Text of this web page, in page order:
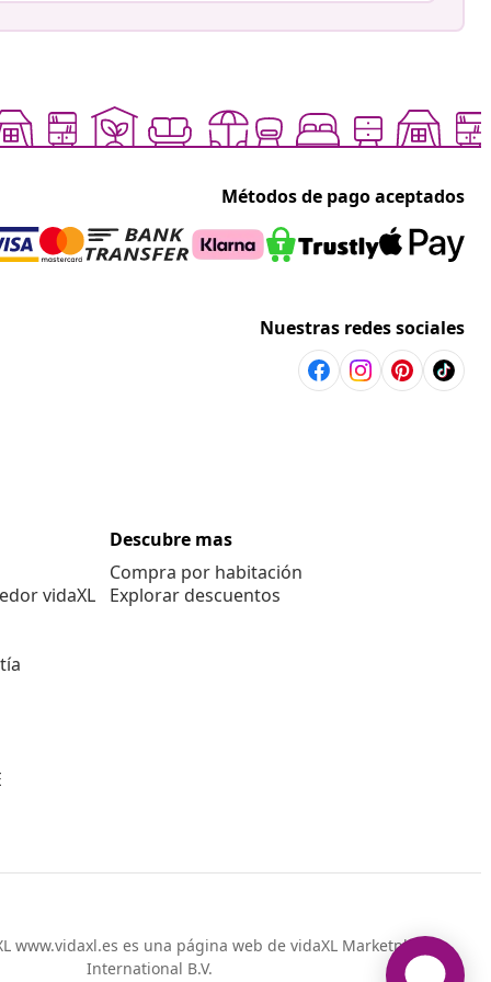
Métodos de pago aceptados
Nuestras redes sociales
vidaXL
Descubre mas
Compra por habitación
Explorar descuentos
www.vidaxl.es es una página web de vidaXL Marketplace
International B.V.